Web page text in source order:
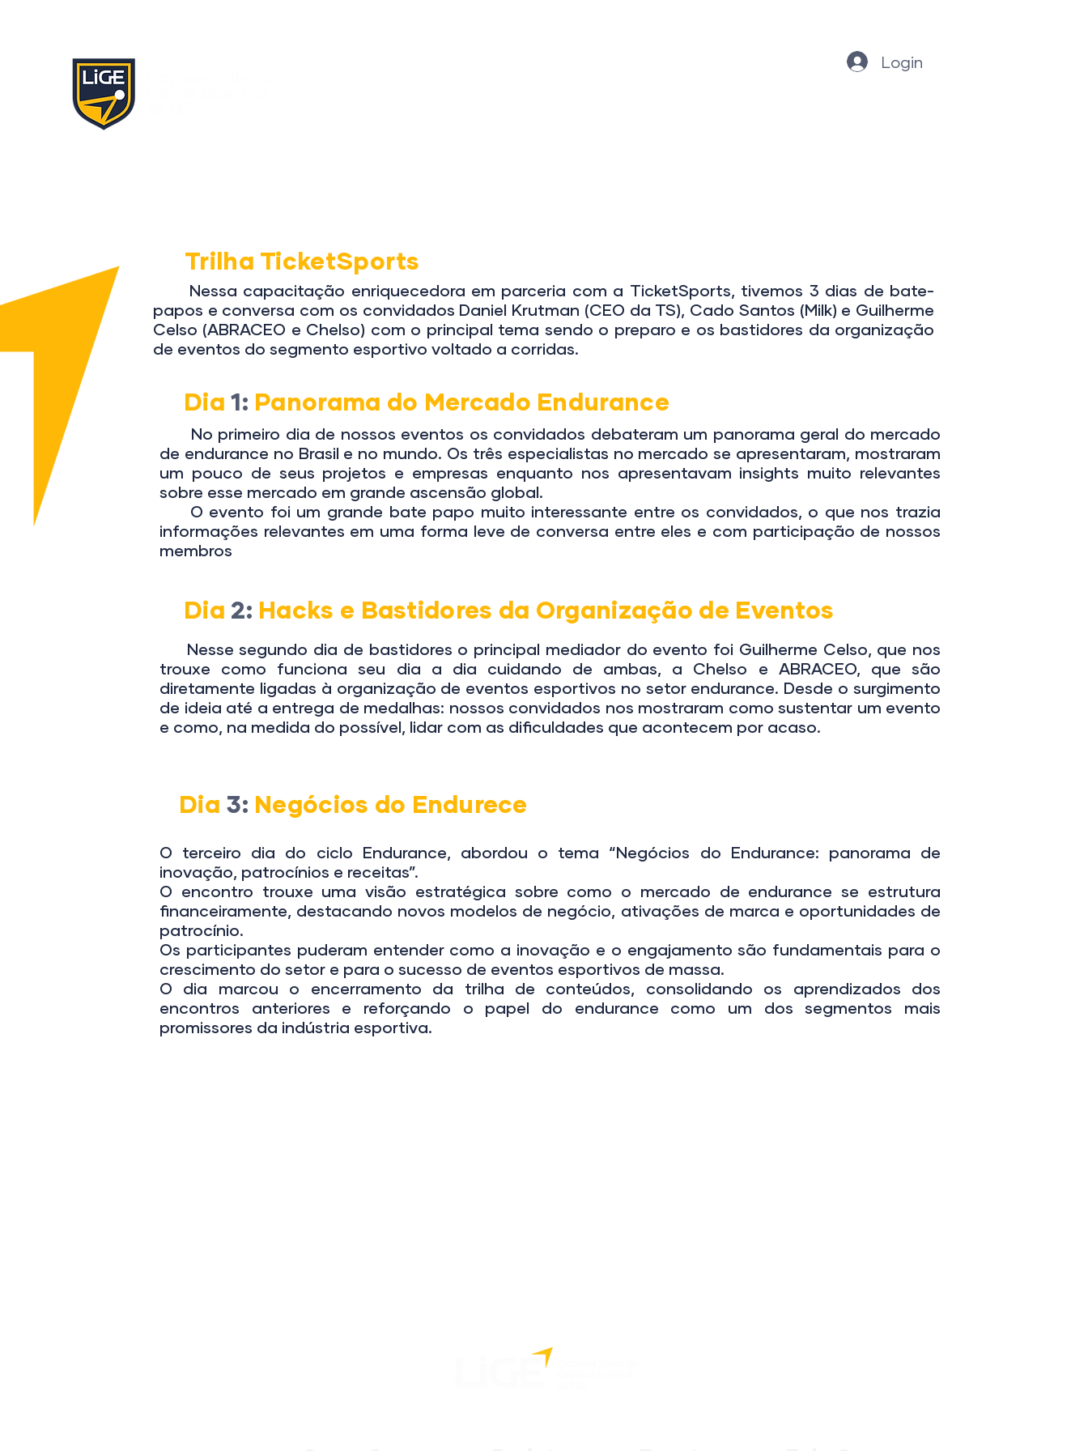
Login
Nessa capacitação enriquecedora em parceria com a TicketSports, tivemos 3 dias de bate-
papos e conversa com os convidados Daniel Krutman (CEO da TS), Cado Santos (Milk) e Guilherme
Celso (ABRACEO e Chelso) com o principal tema sendo o preparo e os bastidores da organização
de eventos do segmento esportivo voltado a corridas.
Trilha TicketSports
Dia1: Panorama do Mercado Endurance
No primeiro dia de nossos eventos os convidados debateram um panorama geral do mercado
de endurance no Brasil e no mundo. Os três especialistas no mercado se apresentaram, mostraram
um pouco de seus projetos e empresas enquanto nos apresentavam insights muito relevantes
sobre esse mercado em grande ascensão global.
O evento foi um grande bate papo muito interessante entre os convidados, o que nos trazia
informações relevantes em uma forma leve de conversa entre eles e com participação de nossos
membros
Dia 2: Hacks e Bastidores da Organização de Eventos
Nesse segundo dia de bastidores o principal mediador do evento foi Guilherme Celso, que nos
trouxe como funciona seu dia a dia cuidando de ambas, a Chelso e ABRACEO, que são
diretamente ligadas à organização de eventos esportivos no setor endurance. Desde o surgimento
de ideia até a entrega de medalhas: nossos convidados nos mostraram como sustentar um evento
e como, na medida do possível, lidar com as dificuldades que acontecem por acaso.
Dia 3: Negócios do Endurece
O terceiro dia do ciclo Endurance, abordou o tema “Negócios do Endurance: panorama de
inovação, patrocínios e receitas”.
O encontro trouxe uma visão estratégica sobre como o mercado de endurance se estrutura
financeiramente, destacando novos modelos de negócio, ativações de marca e oportunidades de
patrocínio.
Os participantes puderam entender como a inovação e o engajamento são fundamentais para o
crescimento do setor e para o sucesso de eventos esportivos de massa.
O dia marcou o encerramento da trilha de conteúdos, consolidando os aprendizados dos
encontros anteriores e reforçando o papel do endurance como um dos segmentos mais
promissores da indústria esportiva.